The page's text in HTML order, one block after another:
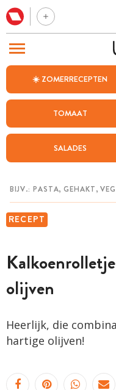
☀️ ZOMERRECEPTEN
TOMAAT
SALADES
RECEPT
olijven
Heerlijk, die
hartige olijven!
BEZOEK ONZE ANDERE WEBSITES
WEEKMENU
CHAT MET MAIA
MIJN BEWAARDE RECEPTEN